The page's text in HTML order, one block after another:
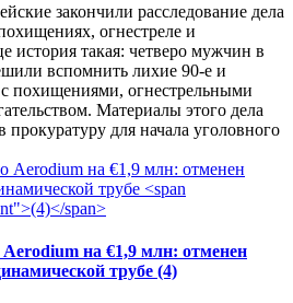
закончили расследование дела
огнестреле и
история такая: четверо мужчин в
вспомнить лихие 90-е и
с похищениями, огнестрельными
Материалы этого дела
для начала уголовного
на €1,9 млн: отменен
трубе (4)